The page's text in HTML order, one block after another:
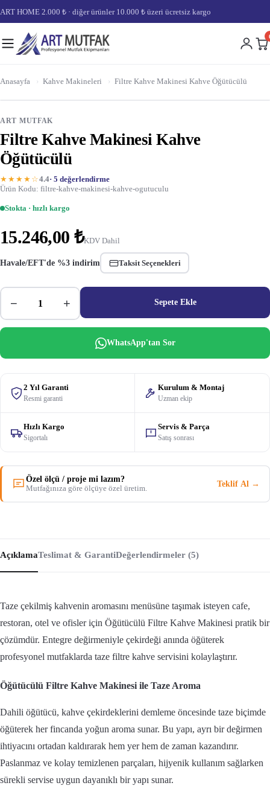
ART HOME 2.000 ₺ · diğer ürünler 10.000 ₺ üzeri ücretsiz kargo
Anasayfa › Kahve Makineleri › Filtre Kahve Makinesi Kahve Öğütücülü
ART MUTFAK
Filtre Kahve Makinesi Kahve
Öğütücülü
★★★★☆4.4· 5 değerlendirme
Ürün Kodu: filtre-kahve-makinesi-kahve-ogutuculu
Stokta · hızlı kargo
15.246,00 ₺KDV Dahil
Havale/EFT'de %3 indirim Taksit Seçenekleri
− + Sepete Ekle
WhatsApp'tan Sor
2 Yıl Garanti
Resmi garanti
Kurulum & Montaj
Uzman ekip
Hızlı Kargo
Sigortalı
Servis & Parça
Satış sonrası
Özel ölçü / proje mi lazım?
Mutfağınıza göre ölçüye özel üretim.
Teklif Al →
AçıklamaTeslimat & GarantiDeğerlendirmeler (5)
Taze çekilmiş kahvenin aromasını menüsüne taşımak isteyen cafe,
restoran, otel ve ofisler için Öğütücülü Filtre Kahve Makinesi pratik bir
çözümdür. Entegre değirmeniyle çekirdeği anında öğüterek
profesyonel mutfaklarda taze filtre kahve servisini kolaylaştırır.
Öğütücülü Filtre Kahve Makinesi ile Taze Aroma
Dahili öğütücü, kahve çekirdeklerini demleme öncesinde taze biçimde
öğüterek her fincanda yoğun aroma sunar. Bu yapı, ayrı bir değirmen
ihtiyacını ortadan kaldırarak hem yer hem de zaman kazandırır.
Paslanmaz ve kolay temizlenen parçaları, hijyenik kullanım sağlarken
sürekli servise uygun dayanıklı bir yapı sunar.